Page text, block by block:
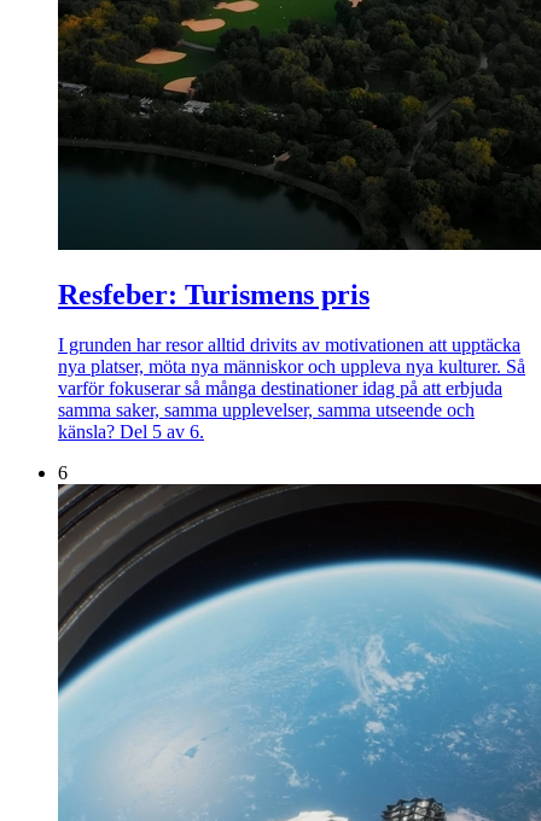
Resfeber: Turismens pris
I grunden har resor alltid drivits av motivationen att upptäcka
nya platser, möta nya människor och uppleva nya kulturer. Så
varför fokuserar så många destinationer idag på att erbjuda
samma saker, samma upplevelser, samma utseende och
känsla? Del 5 av 6.
6